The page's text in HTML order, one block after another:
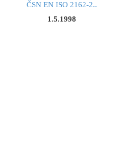
ČSN EN ISO 2162-2..
1.5.1998